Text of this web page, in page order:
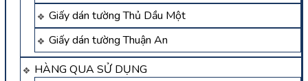
Giấy dán tường Thủ Dầu Một
Giấy dán tường Thuận An
HÀNG QUA SỬ DỤNG